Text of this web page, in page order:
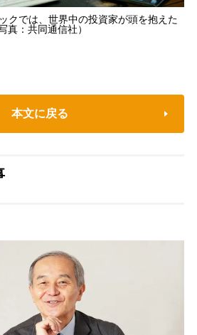
クでは、世界中の投資家が頭を抱えた
写真：共同通信社）
本文に戻る